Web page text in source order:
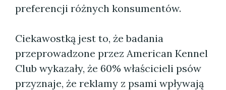
preferencji różnych konsumentów.
Ciekawostką jest to, że badania
przeprowadzone przez American Kennel
Club wykazały, że 60% właścicieli psów
przyznaje, że reklamy z psami wpływają